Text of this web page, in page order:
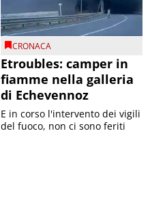
CRONACA
Etroubles: camper in
fiamme nella galleria
di Echevennoz
E in corso l'intervento dei vigili
del fuoco, non ci sono feriti